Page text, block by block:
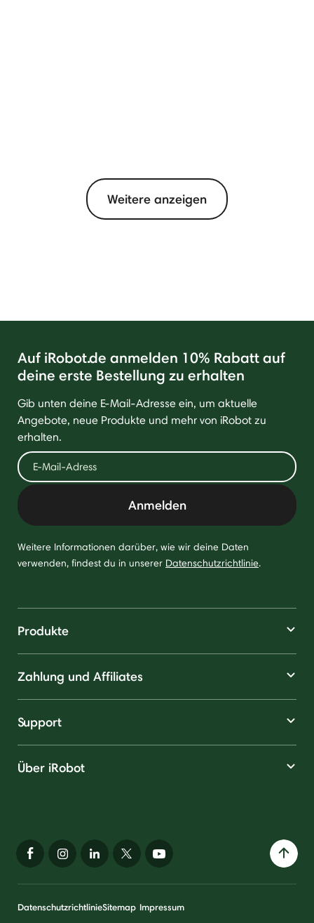
Weitere anzeigen
Auf iRobot.de anmelden 10% Rabatt auf
deine erste Bestellung zu erhalten
Gib unten deine E-Mail-Adresse ein, um aktuelle
Angebote, neue Produkte und mehr von iRobot zu
erhalten.
Anmelden
Weitere Informationen darüber, wie wir deine Daten
verwenden, findest du in unserer Datenschutzrichtlinie.
Produkte
Zahlung und Affiliates
Support
Über iRobot
DatenschutzrichtlinieSitemap Impressum